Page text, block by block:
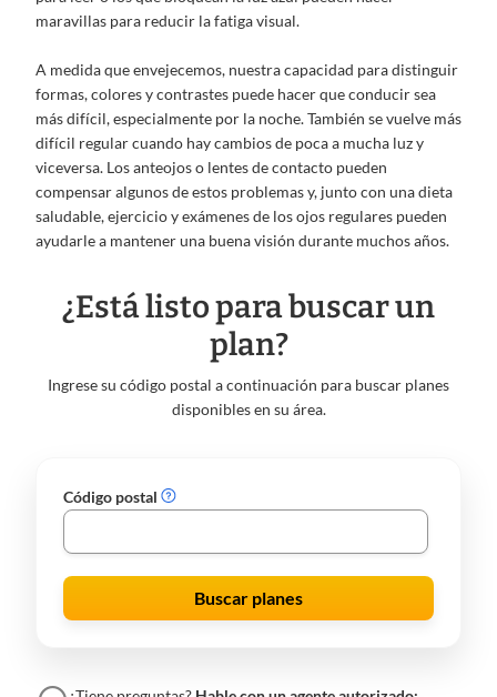
maravillas para reducir la fatiga visual.
A medida que envejecemos, nuestra capacidad para distinguir
formas, colores y contrastes puede hacer que conducir sea
más difícil, especialmente por la noche. También se vuelve más
difícil regular cuando hay cambios de poca a mucha luz y
viceversa. Los anteojos o lentes de contacto pueden
compensar algunos de estos problemas y, junto con una dieta
saludable, ejercicio y exámenes de los ojos regulares pueden
ayudarle a mantener una buena visión durante muchos años.
¿Está listo para buscar un
plan?
Ingrese su código postal a continuación para buscar planes
disponibles en su área.
Código postal
Buscar planes